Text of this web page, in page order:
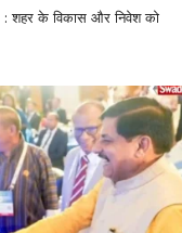
के विकास और निवेश को